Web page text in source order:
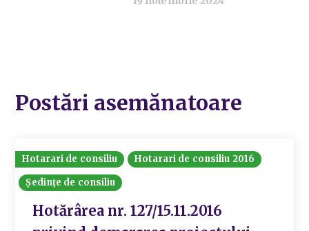
Postări asemănatoare
Hotarari de consiliu
Hotarari de consiliu 2016
Ședințe de consiliu
Hotărârea nr. 127/15.11.2016